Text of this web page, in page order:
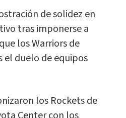
de solidez en
tras imponerse a
los Warriors de
el duelo de equipos
los Rockets de